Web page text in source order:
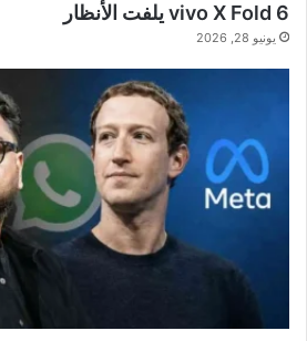
vivo X Fold 6 يلفت الأنظار
يونيو 28, 2026